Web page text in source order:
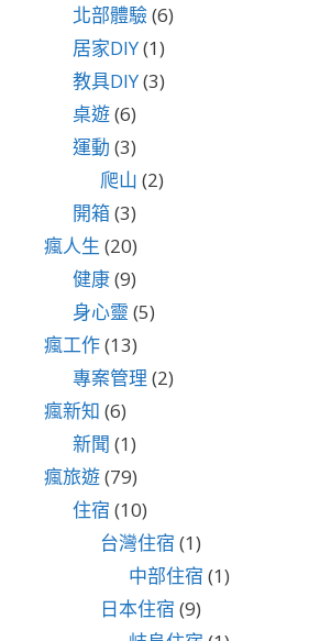
北部體驗(6)
居家DIY(1)
教具DIY(3)
桌遊(6)
運動 (3)
爬山 (2)
開箱(3)
瘋人生 (20)
健康(9)
身心靈 (5)
瘋工作(13)
專案管理 (2)
瘋新知 (6)
新聞 (1)
瘋旅遊(79)
住宿 (10)
台灣住宿 (1)
中部住宿 (1)
日本住宿 (9)